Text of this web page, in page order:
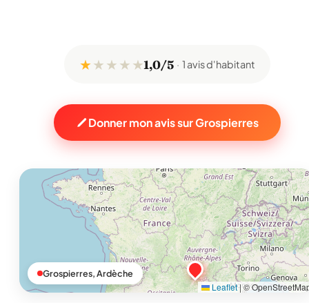
★★ ★ ★ ★1,0/5 1 avis d'habitant
Donner mon avis sur Grospierres
Leaflet|©
Grospierres, Ardèche